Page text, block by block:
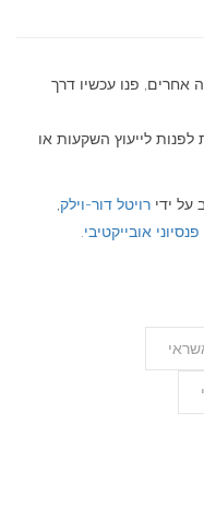
אחרים, פנו עכשיו דרך
לפנות לייעוץ השקעות או
ידי רויטל דור-וילק
פנסיוני אובייקטיבי